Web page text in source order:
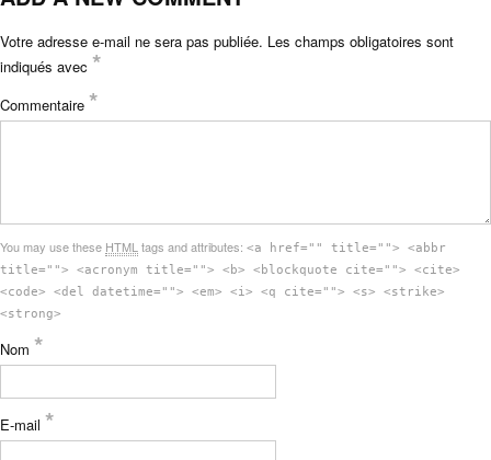
Votre adresse e-mail ne sera pas publiée. Les champs obligatoires sont
indiqués avec *
Commentaire *
You may use these HTMLtags and attributes: <a href="" title=""> <abbr
title=""> <acronym title=""> <b> <blockquote cite=""> <cite>
<code> <del datetime=""> <em> <i> <q cite=""> <s> <strike>
<strong>
Nom *
E-mail *